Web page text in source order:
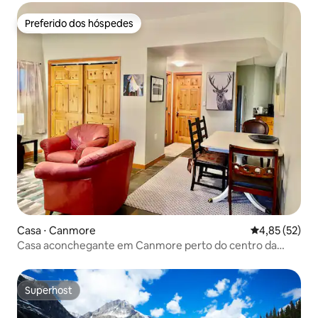
etc.
Preferido dos hóspedes
Preferido dos hóspedes
Casa ⋅ Canmore 4,85 de uma
4,85 (52)
Casa aconchegante em Canmore perto do centro da
Superhost
Superhost